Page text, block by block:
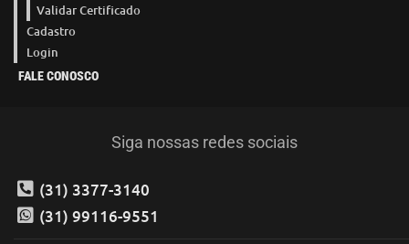
Validar Certificado
Cadastro
Login
FALE CONOSCO
Siga nossas redes sociais
(31) 3377-3140
(31) 99116-9551